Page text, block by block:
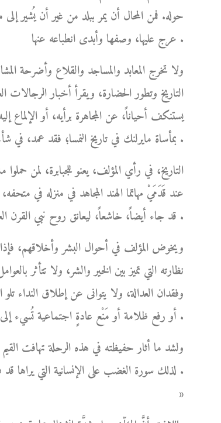
حوله. فمن المحال أن يمر ببلد من غير أن يُشير
عرج عليها، وصفها وأبدى انطباعه عنها .
ولا تخرج المعابد والمساجد والقلاع وأضرحة
التاريخ وتطور الحضارة، ويقرأ أخبار الرجالات
يستنكف أحياناً، عن المجاهرة برأيه، أو الإلماع
بمأساة مايرلنك في تاريخ النمسا؛ فقد عمد، في شأنها، إلى أن يُشرع قلمه، ويترك له العنان كي يُعيد الحق إلى نصابه .
التاريخ، في رأي المؤلف، يعنو للجبابرة، لمن
عند قَدَمَيْ مهاتما الهند المجاهد في منزله في
قد جاء أيضاً، خاشعاً، ليعانق روح نبي القرن العشرين الذي محضه حُبَّه المُطلق دون أي منازع .
ويخوض المؤلف في أحوال البشر وأخلاقهم،
نظارته التي تميز بين الخير والشر، ولا تتأثر
وفقدان العدالة، ولا يتوانى عن إطلاق النداء
أو رفع ظلامة أو مَنْع عادةٍ اجتماعية تُسيء إلى سمعة البلد شعباً وحكومةً .
ولشد ما أثار حفيظته في هذه الرحلة تهافت
لذلك سورة الغضب على الإنسانية التي
»